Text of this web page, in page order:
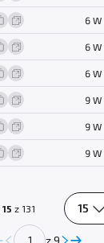
6 W
6 W
6 W
9 W
9 W
9 W
15 z 131 15